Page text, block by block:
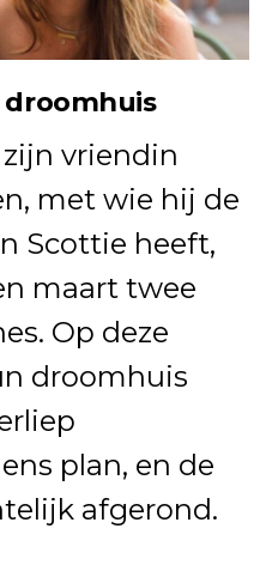
droomhuis
vriendin
met wie hij de
Scottie heeft,
maart twee
Op deze
droomhuis
plan, en de
afgerond.